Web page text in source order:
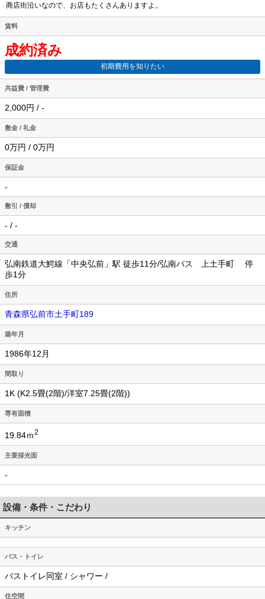
商店街沿いなので、お店もたくさんありますよ。
賃料
成約済み
初期費用を知りたい
共益費 / 管理費
2,000円 / -
敷金 / 礼金
0万円 / 0万円
保証金
-
敷引 / 償却
- / -
交通
弘南鉄道大鰐線「中央弘前」駅 徒歩11分/弘南バス 上土手町 停
歩1分
住所
青森県弘前市土手町189
築年月
1986年12月
間取り
1K (K2.5畳(2階)/洋室7.25畳(2階))
専有面積
19.84ｍ2
主要採光面
-
設備・条件・こだわり
キッチン
バス・トイレ
バストイレ同室 / シャワー /
住空間